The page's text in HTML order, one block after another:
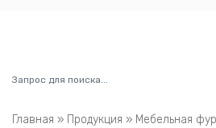
Главная » Продукция » Мебельная